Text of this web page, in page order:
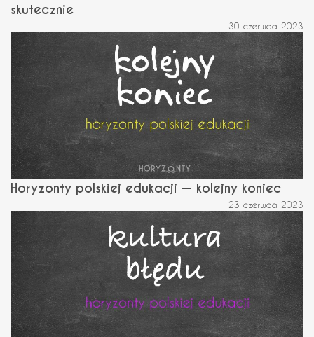
skutecznie
30 czerwca 2023
Horyzonty polskiej edukacji — kolejny koniec
23 czerwca 2023